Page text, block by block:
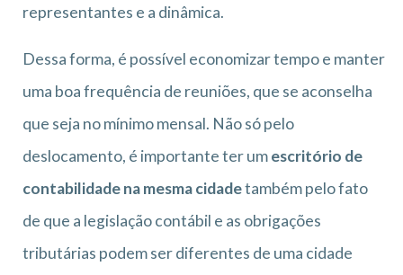
representantes e a dinâmica.
Dessa forma, é possível economizar tempo e manter
uma boa frequência de reuniões, que se aconselha
que seja no mínimo mensal. Não só pelo
deslocamento, é importante ter umescritório de
contabilidade na mesma cidadetambém pelo fato
de que a legislação contábil e as obrigações
tributárias podem ser diferentes de uma cidade